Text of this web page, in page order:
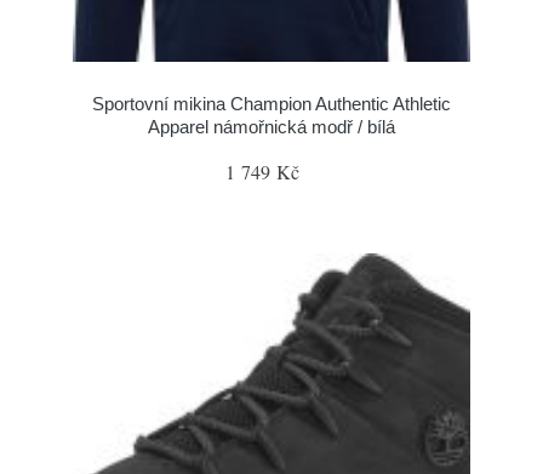
Sportovní mikina Champion Authentic Athletic
Apparel námořnická modř / bílá
1 749 Kč